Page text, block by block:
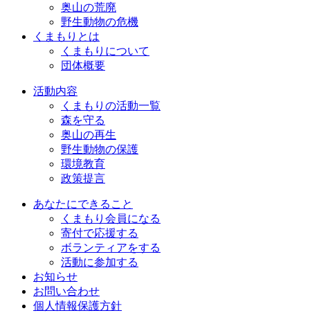
奥山の荒廃
野生動物の危機
くまもりとは
くまもりについて
団体概要
活動内容
くまもりの活動一覧
森を守る
奥山の再生
野生動物の保護
環境教育
政策提言
あなたにできること
くまもり会員になる
寄付で応援する
ボランティアをする
活動に参加する
お知らせ
お問い合わせ
個人情報保護方針